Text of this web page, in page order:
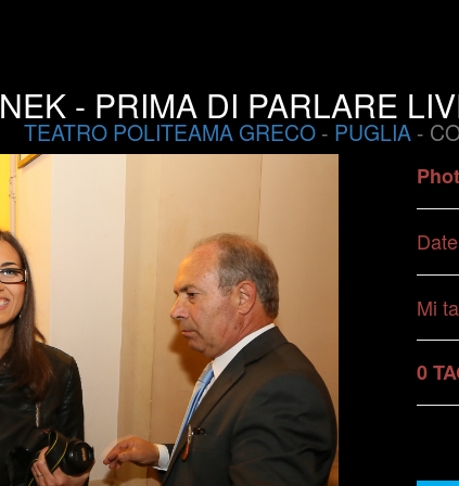
NEK - PRIMA DI PARLARE
TEATRO POLITEAMA GRECO - PUGLIA -
Mi
0